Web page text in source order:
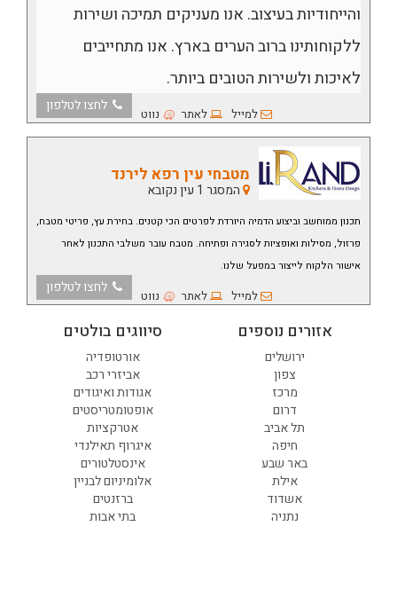
והייחודיות בעיצוב. אנו מעניקים תמיכה ושירות
ללקוחותינו ברוב הערים בארץ. אנו מתחייבים
לאיכות ולשירות הטובים ביותר.
למייל לאתר נווט לחצו לטלפון
מטבחי עין רפא לירנד
המסגר 1 עין נקובא
תכנון ממוחשב וביצוע הדמיה היורדת לפרטים הכי קטנים. בחירת עץ, פריטי מטבח,
פרזול, מסילות ואופציות לסגירה ופתיחה. מטבח עובר משלבי התכנון לאחר
אישור הלקוח לייצור במפעל שלנו.
למייל לאתר נווט לחצו לטלפון
סיווגים בולטים
אורטופדיה
אביזרי רכב
אגודות ואיגודים
אופטומטריסטים
אטרקציות
איגרוף תאילנדי
אינסטלטורים
אלומיניום לבניין
ברזנטים
בתי אבות
אזורים נוספים
ירושלים
צפון
מרכז
דרום
תל אביב
חיפה
באר שבע
אילת
אשדוד
נתניה